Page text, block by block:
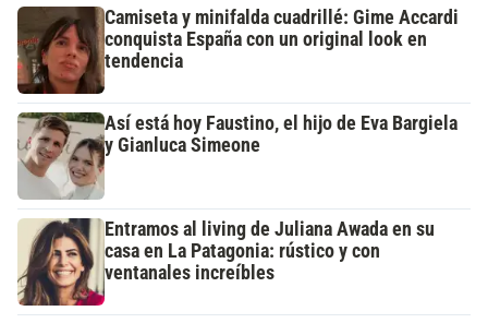
Camiseta y minifalda cuadrillé: Gime Accardi
conquista España con un original look en
tendencia
Así está hoy Faustino, el hijo de Eva Bargiela
y Gianluca Simeone
Entramos al living de Juliana Awada en su
casa en La Patagonia: rústico y con
ventanales increíbles